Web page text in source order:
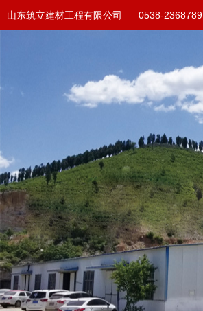
山东筑立建材工程有限公司 0538-2368789